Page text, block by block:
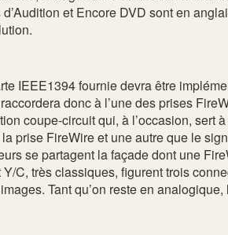
et Encore DVD sont en
IEEE1394 fournie devra être
donc à l’une des prises
coupe-circuit qui, à l’occasion,
prise FireWire et une autre que le
se partagent la façade dont une
C, très classiques, figurent trois
Tant qu’on reste en